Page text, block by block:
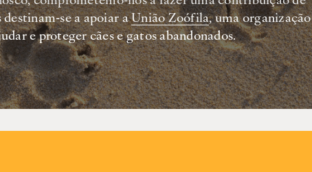
destinam-se a apoiar aUnião Zoófila, uma organização
e proteger cães e gatos abandonados.